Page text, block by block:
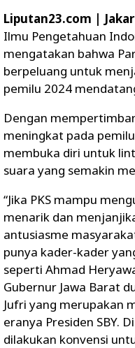
Liputan23.com |
Ilmu Pengetahuan
mengatakan bahwa
berpeluang untuk
pemilu 2024
Dengan
meningkat pada
membuka diri untuk
suara yang semakin
“Jika PKS mampu
menarik dan
antusiasme
punya kader-kader
seperti Ahmad
Gubernur Jawa Barat
Jufri yang merupakan
eranya Presiden SBY.
dilakukan konvensi